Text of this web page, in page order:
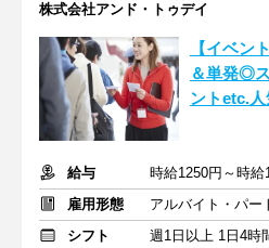
株式会社アンド・トゥデイ
【イベン
＆単発◎
ントetc.
給与
雇用形態
アルバイト・パー
シフト
週1日以上 1日4時